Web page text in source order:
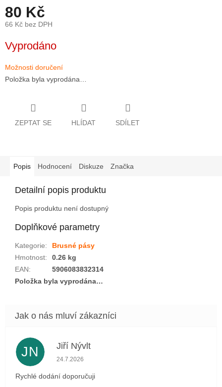
80 Kč
66 Kč bez DPH
cena:
Vyprodáno
Možnosti doručení
Položka byla vyprodána…
ZEPTAT SE HLÍDAT SDÍLET
Popis Hodnocení Diskuze Značka
Detailní popis produktu
Popis produktu není dostupný
Doplňkové parametry
Kategorie:
Brusné pásy
Hmotnost:
0.26 kg
EAN:
5906083832314
Položka byla vyprodána…
JN Jiří Nývlt
Hodnocení obchodu je 5 z 5 hvězdiček.
24.7.2026
Rychlé dodání doporučuji